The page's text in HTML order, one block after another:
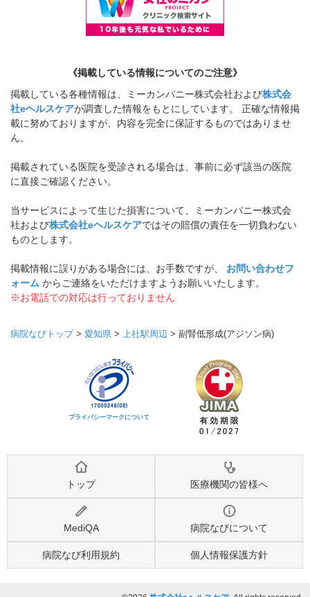
《掲載している情報についてのご注意》
掲載している各種情報は、ミーカンパニー株式会社および株式会
社eヘルスケアが調査した情報をもとにしています。 正確な情報掲
載に努めておりますが、内容を完全に保証するものではありませ
ん。
掲載されている医院を受診される場合は、事前に必ず該当の医院
に直接ご確認ください。
当サービスによって生じた損害について、ミーカンパニー株式会
社および株式会社eヘルスケアではその賠償の責任を一切負わない
ものとします。
掲載情報に誤りがある場合には、お手数ですが、 お問い合わせフ
ォーム からご連絡をいただけますようお願いいたします。
※お電話での対応は行っておりません
病院なびトップ> 愛知県 > 上社駅周辺 > 副腎低形成(アジソン病)
プライバシーマークについて
トップ 医療機関の皆様へ
MediQA 病院なびについて
病院なび利用規約 個人情報保護方針